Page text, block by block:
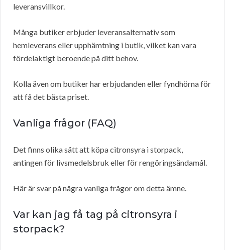
leveransvillkor.
Många butiker erbjuder leveransalternativ som
hemleverans eller upphämtning i butik, vilket kan vara
fördelaktigt beroende på ditt behov.
Kolla även om butiker har erbjudanden eller fyndhörna för
att få det bästa priset.
Vanliga frågor (FAQ)
Det finns olika sätt att köpa citronsyra i storpack,
antingen för livsmedelsbruk eller för rengöringsändamål.
Här är svar på några vanliga frågor om detta ämne.
Var kan jag få tag på citronsyra i
storpack?